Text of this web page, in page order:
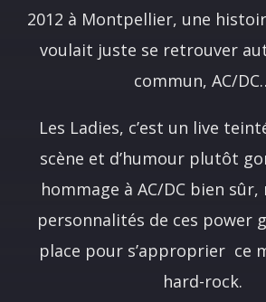
2012 à Montpellier, une
voulait juste se retrouver
commun, AC/
Les Ladies, c’est un live
scène et d’humour plutôt
hommage à AC/DC bien sûr,
personnalités de ces power
place pour s’approprier ce
hard-rock.